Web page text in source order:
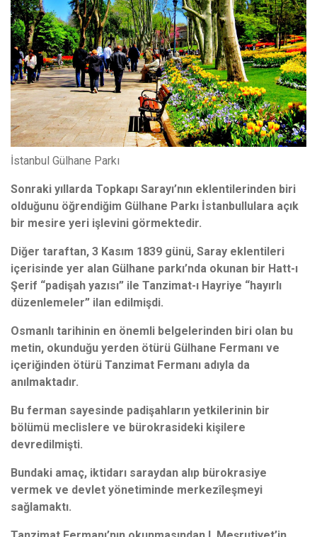
İstanbul Gülhane Parkı
Sonraki yıllarda Topkapı Sarayı’nın eklentilerinden biri
olduğunu öğrendiğim Gülhane Parkı İstanbullulara açık
bir mesire yeri işlevini görmektedir.
Diğer taraftan, 3 Kasım 1839 günü, Saray eklentileri
içerisinde yer alan Gülhane parkı’nda okunan bir Hatt-ı
Şerif “padişah yazısı” ile Tanzimat-ı Hayriye “hayırlı
düzenlemeler” ilan edilmişdi.
Osmanlı tarihinin en önemli belgelerinden biri olan bu
metin, okunduğu yerden ötürü Gülhane Fermanı ve
içeriğinden ötürü Tanzimat Fermanı adıyla da
anılmaktadır.
Bu ferman sayesinde padişahların yetkilerinin bir
bölümü meclislere ve bürokrasideki kişilere
devredilmişti.
Bundaki amaç, iktidarı saraydan alıp bürokrasiye
vermek ve devlet yönetiminde merkezîleşmeyi
sağlamaktı.